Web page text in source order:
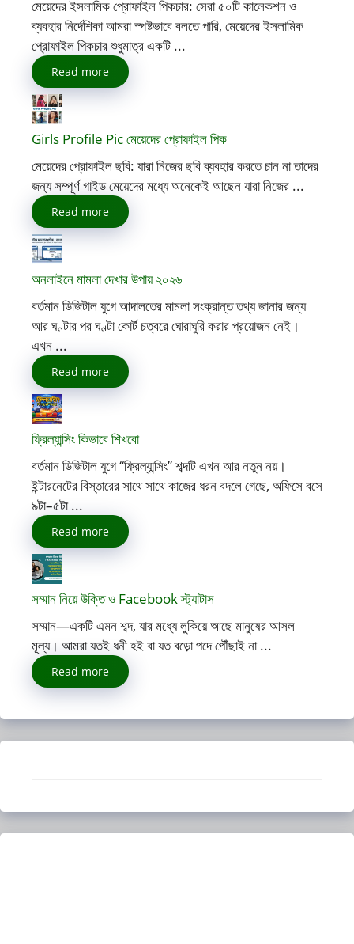
মেয়েদের ইসলামিক প্রোফাইল পিকচার: সেরা ৫০টি কালেকশন ও
ব্যবহার নির্দেশিকা আমরা স্পষ্টভাবে বলতে পারি, মেয়েদের ইসলামিক
প্রোফাইল পিকচার শুধুমাত্র একটি ...
Read more
Girls Profile Pic মেয়েদের প্রোফাইল পিক
মেয়েদের প্রোফাইল ছবি: যারা নিজের ছবি ব্যবহার করতে চান না তাদের
জন্য সম্পূর্ণ গাইড মেয়েদের মধ্যে অনেকেই আছেন যারা নিজের ...
Read more
অনলাইনে মামলা দেখার উপায় ২০২৬
বর্তমান ডিজিটাল যুগে আদালতের মামলা সংক্রান্ত তথ্য জানার জন্য
আর ঘণ্টার পর ঘণ্টা কোর্ট চত্বরে ঘোরাঘুরি করার প্রয়োজন নেই।
এখন ...
Read more
ফ্রিল্যান্সিং কিভাবে শিখবো
বর্তমান ডিজিটাল যুগে “ফ্রিল্যান্সিং” শব্দটি এখন আর নতুন নয়।
ইন্টারনেটের বিস্তারের সাথে সাথে কাজের ধরন বদলে গেছে, অফিসে বসে
৯টা–৫টা ...
Read more
সম্মান নিয়ে উক্তি ও Facebook স্ট্যাটাস
সম্মান—একটি এমন শব্দ, যার মধ্যে লুকিয়ে আছে মানুষের আসল
মূল্য। আমরা যতই ধনী হই বা যত বড়ো পদে পৌঁছাই না ...
Read more